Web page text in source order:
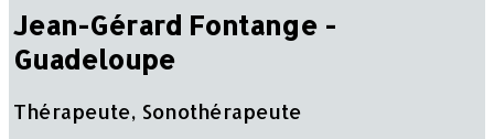
Jean-Gérard Fontange -
Guadeloupe
Thérapeute, Sonothérapeute